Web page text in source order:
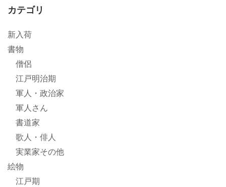
カテゴリ
新入荷
書物
僧侶
江戸明治期
軍人・政治家
軍人さん
書道家
歌人・俳人
実業家その他
絵物
江戸期